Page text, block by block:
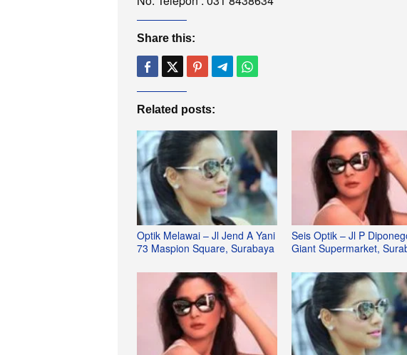
Share this:
Related posts:
Optik Melawai – Jl Jend A Yani
73 Maspion Square, Surabaya
Seis Optik – Jl P
Giant Supermarket,